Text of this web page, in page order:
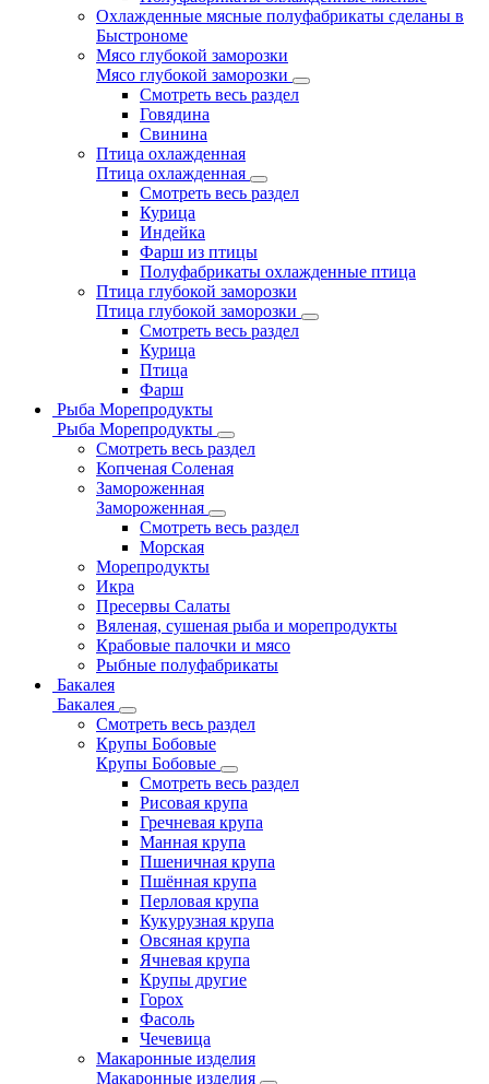
Охлажденные мясные полуфабрикаты сделаны в
Быстрономе
Мясо глубокой заморозки
Мясо глубокой заморозки
Смотреть весь раздел
Говядина
Свинина
Птица охлажденная
Птица охлажденная
Смотреть весь раздел
Курица
Индейка
Фарш из птицы
Полуфабрикаты охлажденные птица
Птица глубокой заморозки
Птица глубокой заморозки
Смотреть весь раздел
Курица
Птица
Фарш
Рыба Морепродукты
Рыба Морепродукты
Смотреть весь раздел
Копченая Соленая
Замороженная
Замороженная
Смотреть весь раздел
Морская
Морепродукты
Икра
Пресервы Салаты
Вяленая, сушеная рыба и морепродукты
Крабовые палочки и мясо
Рыбные полуфабрикаты
Бакалея
Бакалея
Смотреть весь раздел
Крупы Бобовые
Крупы Бобовые
Смотреть весь раздел
Рисовая крупа
Гречневая крупа
Манная крупа
Пшеничная крупа
Пшённая крупа
Перловая крупа
Кукурузная крупа
Овсяная крупа
Ячневая крупа
Крупы другие
Горох
Фасоль
Чечевица
Макаронные изделия
Макаронные изделия